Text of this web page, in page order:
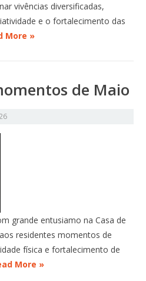
vivências diversificadas,
e o fortalecimento das
More »
de Maio
grande entusiamo na Casa de
residentes momentos de
física e fortalecimento de
More »